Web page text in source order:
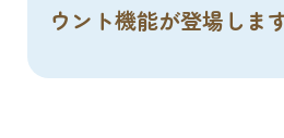
ウント機能が登場しま